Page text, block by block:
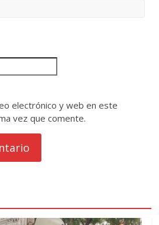
electrónico y web en este
vez que comente.